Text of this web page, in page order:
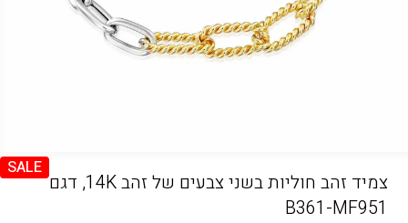
SALE
צמיד זהב חוליות בשני צבעים של זהב 14K, דגם
B361-MF951